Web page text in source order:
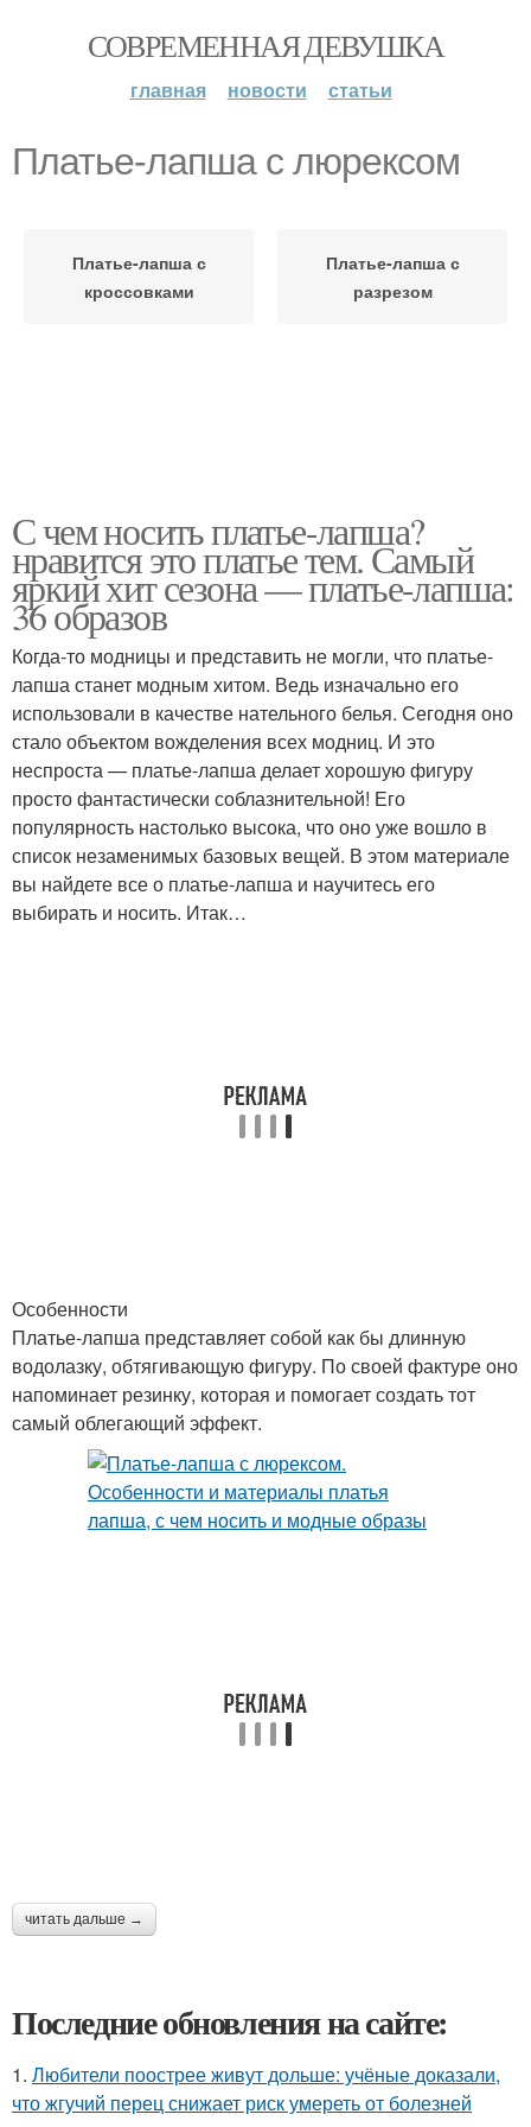
СОВРЕМЕННАЯ ДЕВУШКА
главная новости статьи
Платье-лапша с люрексом
Платье-лапша с
кроссовками
Платье-лапша с
разрезом
С чем носить платье-лапша?
нравится это платье тем. Самый
яркий хит сезона — платье-лапша:
36 образов
Когда-то модницы и представить не могли, что платье-
лапша станет модным хитом. Ведь изначально его
использовали в качестве нательного белья. Сегодня оно
стало объектом вожделения всех модниц. И это
неспроста — платье-лапша делает хорошую фигуру
просто фантастически соблазнительной! Его
популярность настолько высока, что оно уже вошло в
список незаменимых базовых вещей. В этом материале
вы найдете все о платье-лапша и научитесь его
выбирать и носить. Итак…
Особенности
Платье-лапша представляет собой как бы длинную
водолазку, обтягивающую фигуру. По своей фактуре оно
напоминает резинку, которая и помогает создать тот
самый облегающий эффект.
читать дальше →
Последние обновления на сайте:
1. Любители поострее живут дольше: учёные доказали,
что жгучий перец снижает риск умереть от болезней